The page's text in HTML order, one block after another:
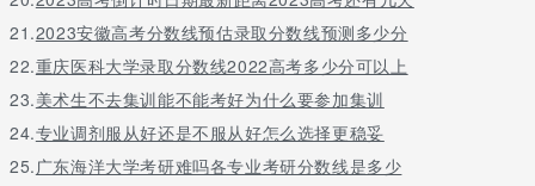
技术院校培养水平：
中级技工：
初中毕业生，学制三年；
高中毕业生，学制两年。
21.2023安徽高考分数线预估录取分数线预测多少分
22.重庆医科大学录取分数线2022高考多少分可以上
23.美术生不去集训能不能考好为什么要参加集训
24.专业调剂服从好还是不服从好怎么选择更稳妥
25.广东海洋大学考研难吗各专业考研分数线是多少